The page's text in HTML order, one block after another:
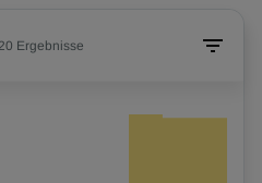
Ergebnisse